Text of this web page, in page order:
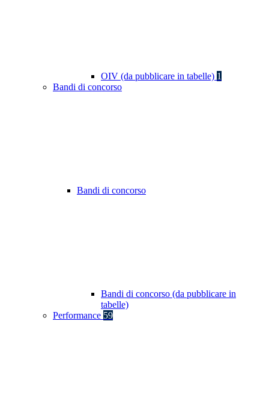
OIV (da pubblicare in tabelle) 1
Bandi di concorso
Bandi di concorso
Bandi di concorso (da pubblicare in
tabelle)
Performance 59